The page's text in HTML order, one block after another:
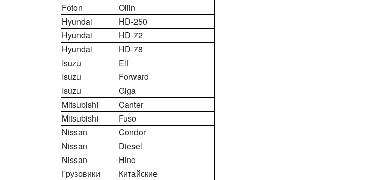
Foton
Ollin
Hyundai
HD-250
Hyundai
HD-72
Hyundai
HD-78
Isuzu
Elf
Isuzu
Forward
Isuzu
Giga
Mitsubishi
Canter
Mitsubishi
Fuso
Nissan
Condor
Nissan
Diesel
Nissan
Hino
Грузовики
Китайские